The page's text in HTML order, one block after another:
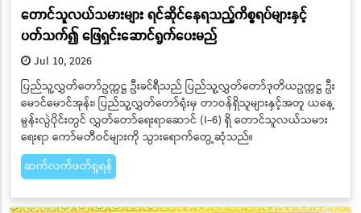
တောင်သူလယ်သမားများ ရင်ဆိုင်နေရသည့်ကိစ္စရပ်များနှင့်
ပတ်သက်၍ ဖြေရှင်းဆောင်ရွက်ပေးမည်
Jul 10, 2026
ပြည်သူ့လွှတ်တော်ဥက္ကဋ္ဌ ဦးခင်ရီသည် ပြည်သူ့လွှတ်တော်ဒုတိယဥက္ကဋ္ဌ ဦး
မောင်မောင်အုန်း၊ ပြည်သူ့လွှတ်တော်ရုံးမှ တာဝန်ရှိသူများနှင့်အတူ ယနေ့
မွန်းလွဲပိုင်းတွင် လွှတ်တော်ရေးရာဆောင် (I-6) ရှိ တောင်သူလယ်သမား
ရေးရာ ကော်မတီဝင်များကို သွားရောက်တွေ့ဆုံသည်။
ဆက်လက်ဖတ်ရှုရန်